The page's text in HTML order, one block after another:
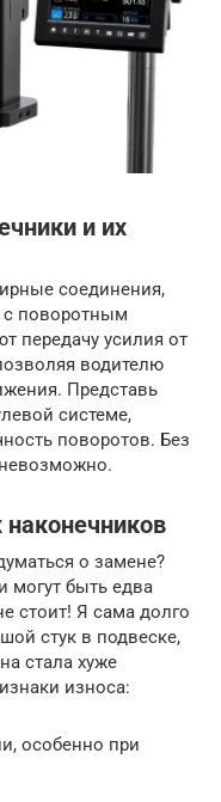
и их
соединения,
с поворотным
передачу усилия от
водителю
Представь
системе,
поворотов. Без
о замене?
могут быть едва
стоит! Я сама долго
стук в подвеске,
стала хуже
износа:
особенно при